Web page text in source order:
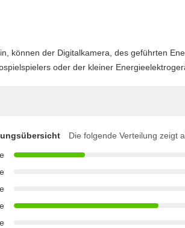
können der Digitalkamera, des geführten
oder der kleiner
Die folgende Verteilung zeigt